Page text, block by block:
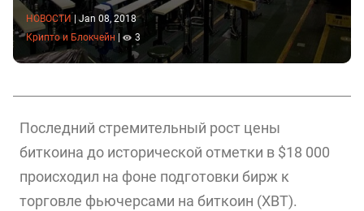
НОВОСТИ
Jan 08, 2018
Крипто и Блокчейн
3
Последний стремительный рост цены
биткоина до исторической отметки в $18 000
происходил на фоне подготовки бирж к
торговле фьючерсами на биткоин (XBT).